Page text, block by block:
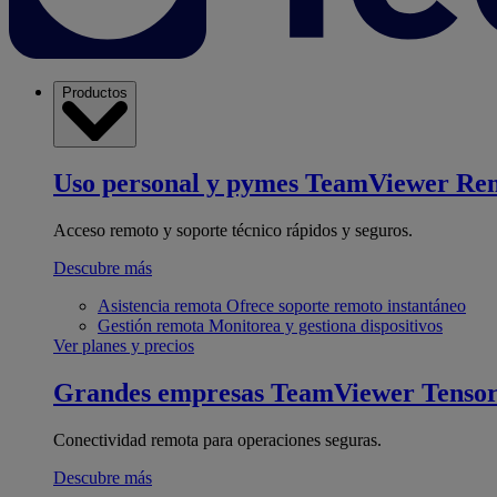
Productos
Uso personal y pymes TeamViewer
Acceso remoto y soporte técnico rápidos y seguros.
Descubre más
Asistencia remota Ofrece soporte remoto instantáneo
Gestión remota Monitorea y gestiona dispositivos
Ver planes y precios
Grandes empresas TeamViewer Tensor
Conectividad remota para operaciones seguras.
Descubre más